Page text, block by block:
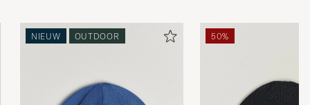
NIEUW OUTDOOR 50%